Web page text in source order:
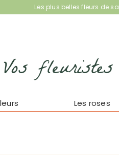
Les plus belles fleurs de
Vos
Les roses